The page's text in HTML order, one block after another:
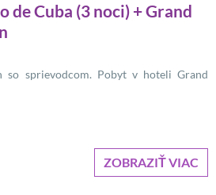
de Cuba (3 noci) + Grand
so sprievodcom. Pobyt v hoteli Grand
ZOBRAZIŤ VIAC